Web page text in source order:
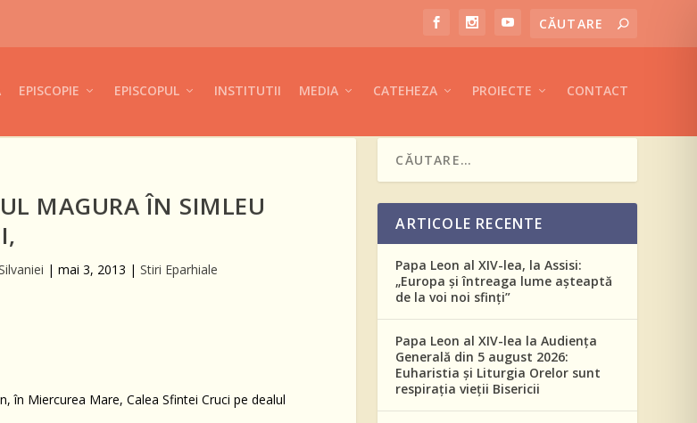
EPISCOPIE EPISCOPUL INSTITUTII MEDIA CATEHEZA PROIECTE CONTACT
MAGURA ÎN SIMLEU
| mai 3, 2013 | Stiri Eparhiale
în Miercurea Mare, Calea Sfintei Cruci pe dealul
ARTICOLE RECENTE
Papa Leon al XIV-lea, la Assisi:
„Europa și întreaga lume așteaptă
de la voi noi sfinți”
Papa Leon al XIV-lea la Audiența
Generală din 5 august 2026:
Euharistia și Liturgia Orelor sunt
respirația vieții Bisericii